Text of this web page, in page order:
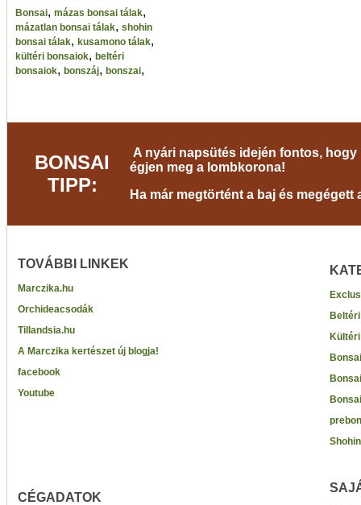
Bonsai, mázas bonsai tálak,
mázatlan bonsai tálak, shohin
bonsai tálak, kusamono tálak,
kültéri bonsaiok, beltéri
bonsaiok, bonszáj, bonszai,
BONSAI
TIPP:
A nyári napsütés idején fontos,
égjen meg a lombkorona!
Ha már megtörtént a baj és
TOVÁBBI LINKEK
Marczika.hu
Orchideacsodák
Tillandsia.hu
A Marczika kertészet új blogja!
facebook
Youtube
CÉGADATOK